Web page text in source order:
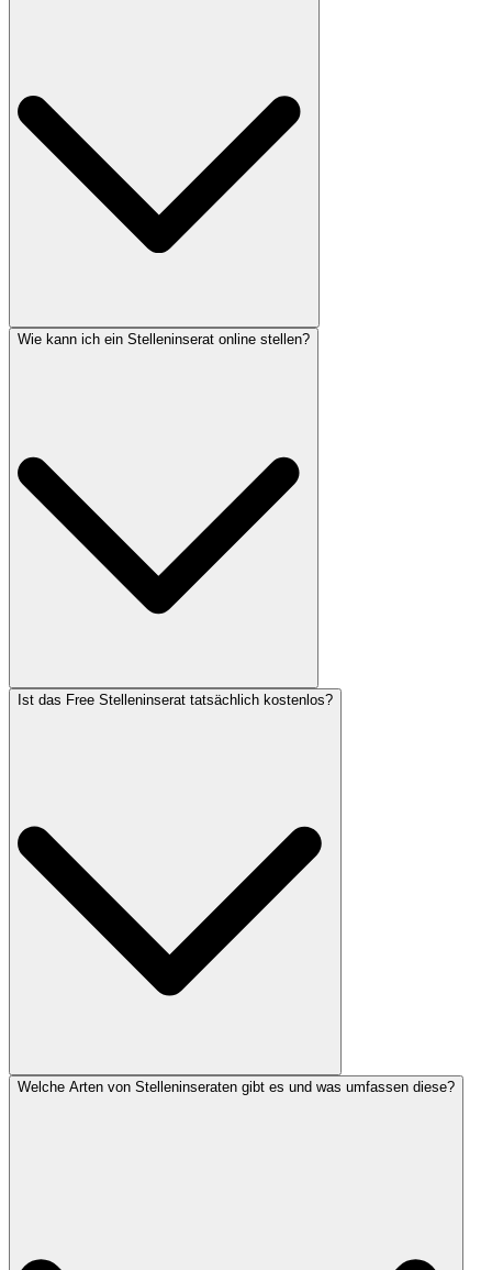
Wie kann ich ein Stelleninserat online stellen?
Ist das Free Stelleninserat tatsächlich kostenlos?
Welche Arten von Stelleninseraten gibt es und was umfassen diese?